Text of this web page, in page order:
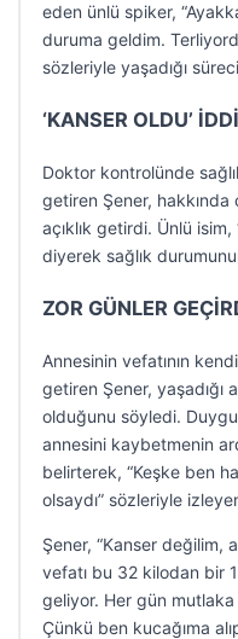
eden ünlü spiker,
duruma geldim.
sözleriyle yaşadığı
‘KANSER OLDU’
Doktor kontrolünde
getiren Şener, hakkında
açıklık getirdi. Ünlü
diyerek sağlık
ZOR GÜNLER
Annesinin vefatının
getiren Şener, yaşadığı
olduğunu söyledi.
annesini kaybetmenin
belirterek, “Keşke ben
olsaydı” sözleriyle
Şener, “Kanser değilim,
vefatı bu 32 kilodan bir
geliyor. Her gün mutlaka
Çünkü ben kucağıma